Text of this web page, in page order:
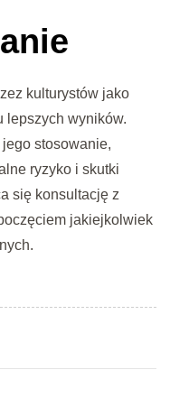
kulturystów jako
lepszych wyników.
stosowanie,
ryzyko i skutki
się konsultację z
jakiejkolwiek